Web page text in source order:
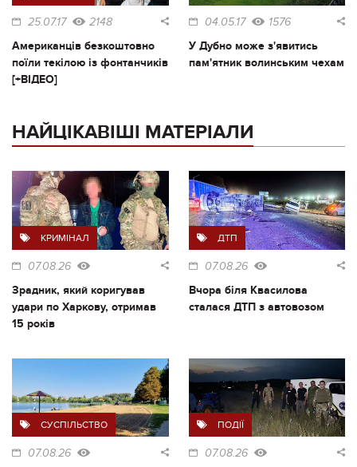
25.07.17 2148
Американців безкоштовно
поїли текілою із фонтанчиків
[+ВІДЕО]
04.05.17 1576
У Дубно може з'явитись
пам'ятник волинським чехам
НАЙЦІКАВІШІ МАТЕРІАЛИ
КРИМІНАЛ
07.08.26
Зрадник, який коригував
удари по Харкову, отримав
15 років
ДТП
07.08.26
Вчора біля Квасилова
сталася ДТП з автовозом
СУСПІЛЬСТВО
07.08.26
ПОДІЇ
07.08.26